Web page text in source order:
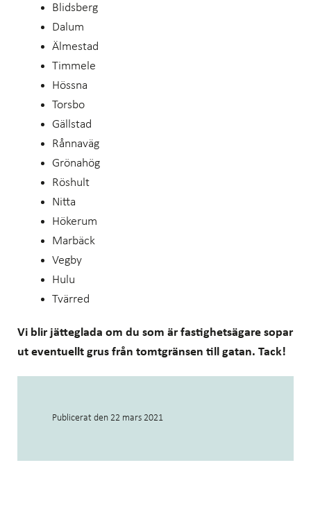
Blidsberg
Dalum
Älmestad
Timmele
Hössna
Torsbo
Gällstad
Rånnaväg
Grönahög
Röshult
Nitta
Hökerum
Marbäck
Vegby
Hulu
Tvärred
Vi blir jätteglada om du som är fastighetsägare sopar
ut eventuellt grus från tomtgränsen till gatan. Tack!
Publicerat den 22 mars 2021